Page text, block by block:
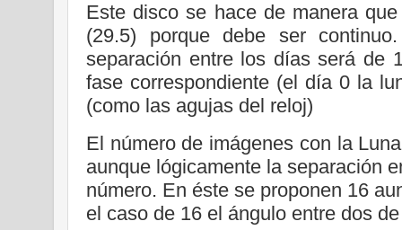
Este disco se hace de manera
(29.5) porque debe ser
separación entre los días será de
fase correspondiente (el día 0 la
(como las agujas del reloj)
El número de imágenes con la
aunque lógicamente la separación
número. En éste se proponen 16
el caso de 16 el ángulo entre dos